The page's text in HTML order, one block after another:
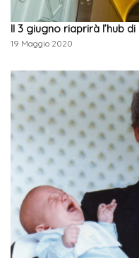
Il 3 giugno riaprirà l’hub
19 Maggio 2020